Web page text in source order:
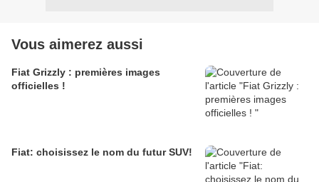
Vous aimerez aussi
Fiat Grizzly : premières images
officielles !
Fiat: choisissez le nom du futur SUV!